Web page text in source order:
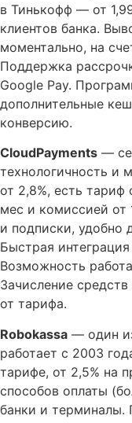
в Тинькофф — от
клиентов банка.
моментально, на
Поддержка
Google Pay.
дополнительные
конверсию.
CloudPayments —
технологичность и
от 2,8%, есть тариф
мес и комиссией от
и подписки, удобно
Быстрая
Возможность
Зачисление
от тарифа.
Robokassa — один
работает с 2003
тарифе, от 2,5% на
способов оплаты
банки и терминалы.